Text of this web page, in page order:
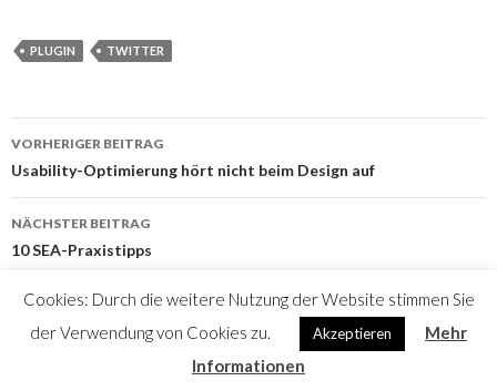
PLUGIN TWITTER
Beitrags-
Navigation
VORHERIGER BEITRAG
Usability-Optimierung hört nicht beim Design auf
NÄCHSTER BEITRAG
10 SEA-Praxistipps
Stolz präsentiert von WordPress
Cookies: Durch die weitere Nutzung der Website stimmen Sie
der Verwendung von Cookies zu.
Akzeptieren
Mehr
Informationen